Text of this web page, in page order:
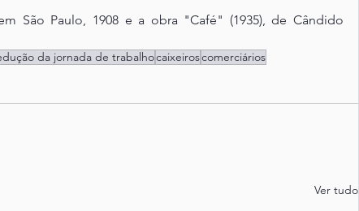
São Paulo, 1908 e a obra "Café" (1935), de Cândido
da jornada de trabalhocaixeiroscomerciários
Ver tudo